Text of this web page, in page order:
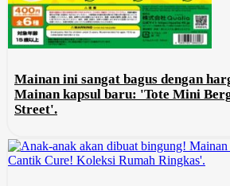
Mainan ini sangat bagus dengan
Mainan kapsul baru: 'Tote Mini
Street'.